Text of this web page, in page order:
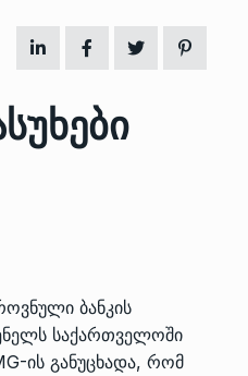
ბანკის
საქართველოში
ის განუცხადა, რომ
13/05/2022
მინისტრი ირაკლი
ოზურგეთის
სტარტაპერებს…